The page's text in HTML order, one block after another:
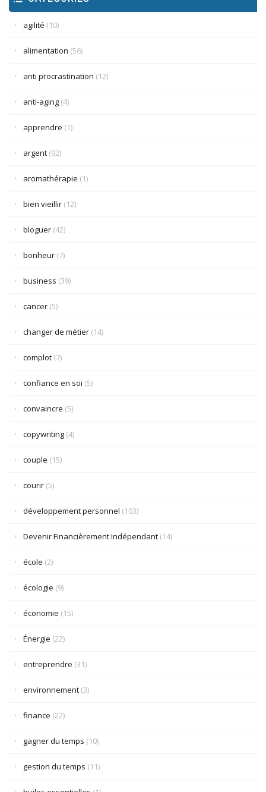
agilité (10)
alimentation (56)
anti procrastination (12)
anti-aging (4)
apprendre (1)
argent (92)
aromathérapie (1)
bien vieillir (12)
bloguer (42)
bonheur (7)
business (39)
cancer (5)
changer de métier (14)
complot (7)
confiance en soi (5)
convaincre (5)
copywriting (4)
couple (15)
courir (5)
développement personnel (103)
Devenir Financièrement Indépendant (14)
école (2)
écologie (9)
économie (15)
Énergie (22)
entreprendre (31)
environnement (3)
finance (22)
gagner du temps (10)
gestion du temps (11)